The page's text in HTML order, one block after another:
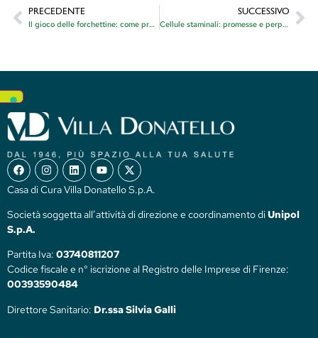
PRECEDENTE
Il gioco delle forchettine: come preparare il bambino alla visita oftalmologica
SUCCESSIVO
Cellule staminali: promesse e perplessità. A che punto è la ricerca?
Casa di Cura Villa Donatello S.p.A.
Società soggetta all’attività di direzione e coordinamento diUnipol
S.p.A.
Partita Iva: 03740811207
Codice fiscale e n° iscrizione al Registro delle Imprese di Firenze:
00393590484
Direttore Sanitario: Dr.ssa Silvia Galli